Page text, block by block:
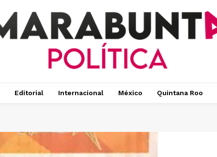
Editorial Internacional México Quintana Roo